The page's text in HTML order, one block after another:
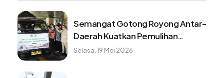
Semangat Gotong Royong Antar-
Daerah Kuatkan Pemulihan
Pascabencana Sumatera
Selasa, 19 Mei 2026